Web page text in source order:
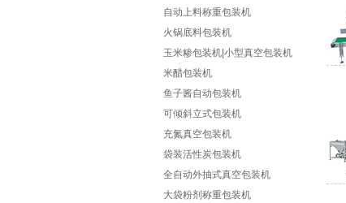
自动上料称重包装机
火锅底料包装机
玉米糁包装机|小型真空包装机
米醋包装机
鱼子酱自动包装机
可倾斜立式包装机
充氮真空包装机
袋装活性炭包装机
全自动外抽式真空包装机
大袋粉剂称重包装机